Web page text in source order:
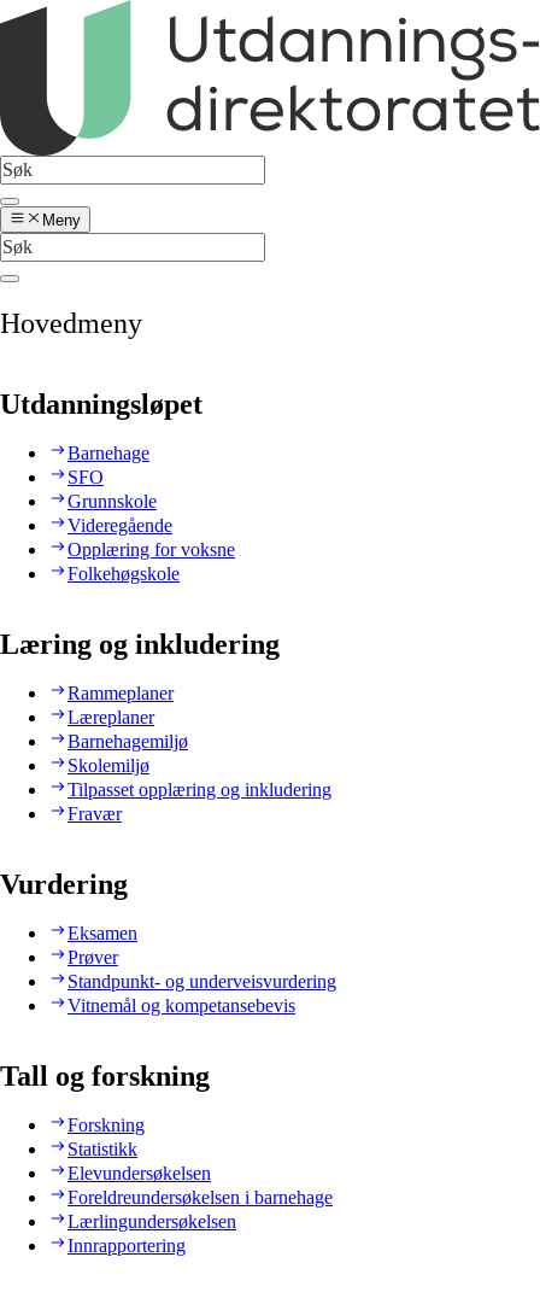
Meny
Hovedmeny
Utdanningsløpet
Barnehage
SFO
Grunnskole
Videregående
Opplæring for voksne
Folkehøgskole
Læring og inkludering
Rammeplaner
Læreplaner
Barnehagemiljø
Skolemiljø
Tilpasset opplæring og inkludering
Fravær
Vurdering
Eksamen
Prøver
Standpunkt- og underveisvurdering
Vitnemål og kompetansebevis
Tall og forskning
Forskning
Statistikk
Elevundersøkelsen
Foreldreundersøkelsen i barnehage
Lærlingundersøkelsen
Innrapportering